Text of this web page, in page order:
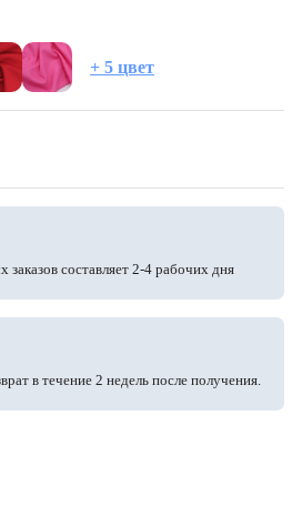
+ 5 цвет
составляет 2-4 рабочих дня
в течение 2 недель после получения.